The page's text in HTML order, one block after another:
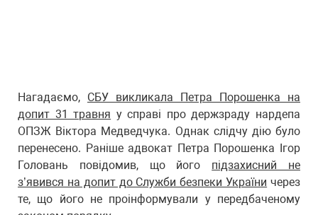
Нагадаємо, СБУ викликала Петра Порошенка на
допит 31 травня у справі про держзраду нардепа
ОПЗЖ Віктора Медведчука. Однак слідчу дію було
перенесено. Раніше адвокат Петра Порошенка Ігор
Головань повідомив, що його підзахисний не
з’явився на допит до Служби безпеки України через
те, що його не проінформували у передбаченому